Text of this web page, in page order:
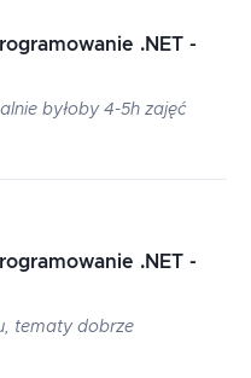
.NET -
byłoby 4-5h zajęć
.NET -
tematy dobrze